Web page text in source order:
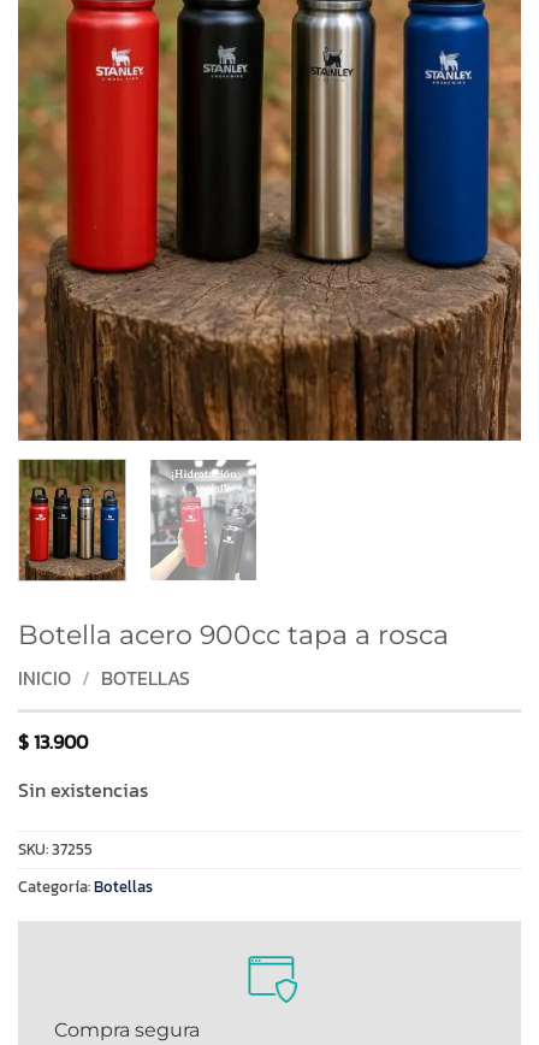
Botella acero 900cc tapa a rosca
INICIO / BOTELLAS
$13.900
Sin existencias
SKU:37255
Categoría:Botellas
Compra segura